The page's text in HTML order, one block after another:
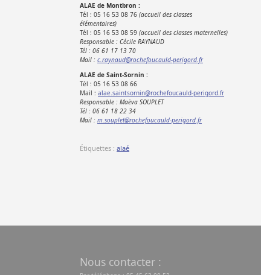
ALAE de Montbron :
Tél : 05 16 53 08 76 (accueil des classes
élémentaires)
Tél : 05 16 53 08 59 (accueil des classes maternelles)
Responsable : Cécile RAYNAUD
Tél : 06 61 17 13 70
Mail : c.raynaud@rochefoucauld-perigord.fr
ALAE de Saint-Sornin :
Tél : 05 16 53 08 66
Mail : alae.saintsornin@rochefoucauld-perigord.fr
Responsable : Maëva SOUPLET
Tél : 06 61 18 22 34
Mail : m.souplet@rochefoucauld-perigord.fr
Étiquettes : alaé
Nous contacter :